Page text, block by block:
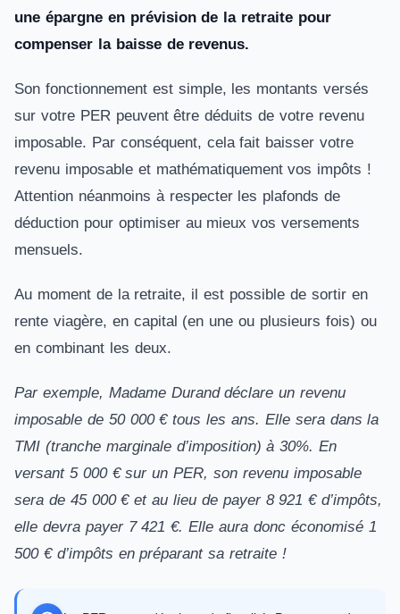
une épargne en prévision de la retraite pour
compenser la baisse de revenus.
Son fonctionnement est simple, les montants versés
sur votre PER peuvent être déduits de votre revenu
imposable. Par conséquent, cela fait baisser votre
revenu imposable et mathématiquement vos impôts !
Attention néanmoins à respecter les plafonds de
déduction pour optimiser au mieux vos versements
mensuels.
Au moment de la retraite, il est possible de sortir en
rente viagère, en capital (en une ou plusieurs fois) ou
en combinant les deux.
Par exemple, Madame Durand déclare un revenu
imposable de 50 000 € tous les ans. Elle sera dans la
TMI (tranche marginale d’imposition) à 30%. En
versant 5 000 € sur un PER, son revenu imposable
sera de 45 000 € et au lieu de payer 8 921 € d’impôts,
elle devra payer 7 421 €. Elle aura donc économisé 1
500 € d’impôts en préparant sa retraite !